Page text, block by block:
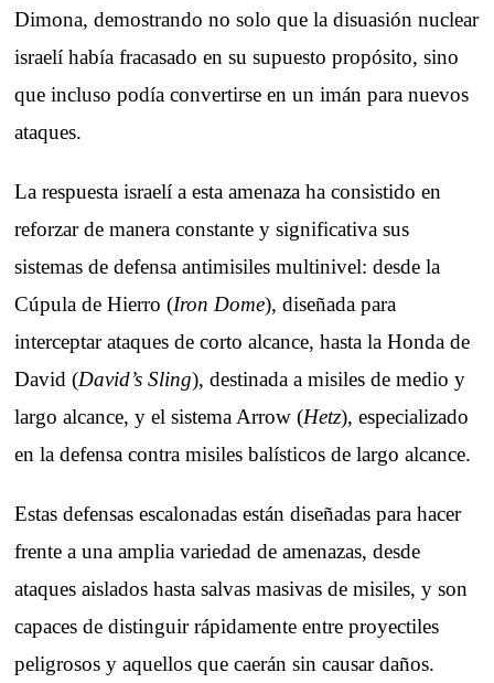
Dimona, demostrando no solo que la disuasión nuclear
israelí había fracasado en su supuesto propósito, sino
que incluso podía convertirse en un imán para nuevos
ataques.
La respuesta israelí a esta amenaza ha consistido en
reforzar de manera constante y significativa sus
sistemas de defensa antimisiles multinivel: desde la
Cúpula de Hierro (Iron Dome), diseñada para
interceptar ataques de corto alcance, hasta la Honda de
David (David’s Sling), destinada a misiles de medio y
largo alcance, y el sistema Arrow (Hetz), especializado
en la defensa contra misiles balísticos de largo alcance.
Estas defensas escalonadas están diseñadas para hacer
frente a una amplia variedad de amenazas, desde
ataques aislados hasta salvas masivas de misiles, y son
capaces de distinguir rápidamente entre proyectiles
peligrosos y aquellos que caerán sin causar daños.